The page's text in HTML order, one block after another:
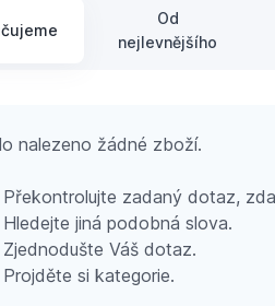
Od
nejlevnějšího
nalezeno žádné zboží.
Překontrolujte zadaný dotaz,
Hledejte jiná podobná slova.
Zjednodušte Váš dotaz.
Projděte si kategorie.